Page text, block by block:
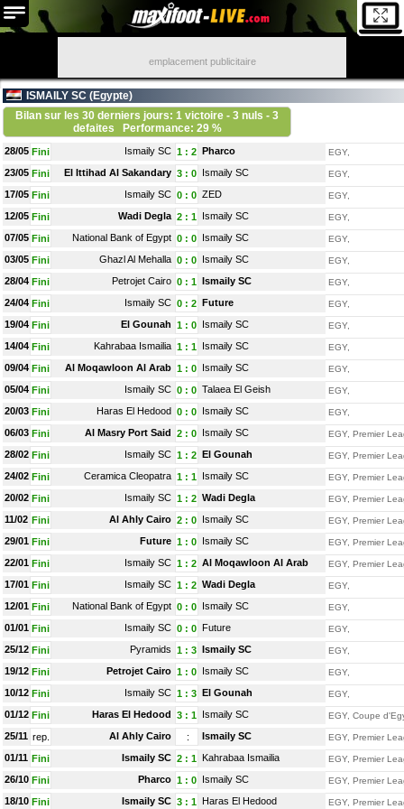
emplacement publicitaire
ISMAILY SC (Egypte)
Bilan sur les 30 derniers jours: 1 victoire - 3 nuls - 3
defaites
Performance: 29 %
28/05 Fini Ismaily SC 1 : 2 Pharco EGY,
23/05 Fini El Ittihad Al Sakandary 3 : 0 Ismaily SC EGY,
17/05 Fini Ismaily SC 0 : 0 ZED EGY,
12/05 Fini Wadi Degla 2 : 1 Ismaily SC EGY,
07/05 Fini National Bank of Egypt 0 : 0 Ismaily SC EGY,
03/05 Fini Ghazl Al Mehalla 0 : 0 Ismaily SC EGY,
28/04 Fini Petrojet Cairo 0 : 1 Ismaily SC EGY,
24/04 Fini Ismaily SC 0 : 2 Future EGY,
19/04 Fini El Gounah 1 : 0 Ismaily SC EGY,
14/04 Fini Kahrabaa Ismailia 1 : 1 Ismaily SC EGY,
09/04 Fini Al Moqawloon Al Arab 1 : 0 Ismaily SC EGY,
05/04 Fini Ismaily SC 0 : 0 Talaea El Geish EGY,
20/03 Fini Haras El Hedood 0 : 0 Ismaily SC EGY,
06/03 Fini Al Masry Port Said 2 : 0 Ismaily SC EGY, Premier
28/02 Fini Ismaily SC 1 : 2 El Gounah EGY, Premier
24/02 Fini Ceramica Cleopatra 1 : 1 Ismaily SC EGY, Premier
20/02 Fini Ismaily SC 1 : 2 Wadi Degla EGY, Premier
11/02 Fini Al Ahly Cairo 2 : 0 Ismaily SC EGY, Premier
29/01 Fini Future 1 : 0 Ismaily SC EGY, Premier
22/01 Fini Ismaily SC 1 : 2 Al Moqawloon Al Arab EGY, Premier
17/01 Fini Ismaily SC 1 : 2 Wadi Degla EGY,
12/01 Fini National Bank of Egypt 0 : 0 Ismaily SC EGY,
01/01 Fini Ismaily SC 0 : 0 Future EGY,
25/12 Fini Pyramids 1 : 3 Ismaily SC EGY,
19/12 Fini Petrojet Cairo 1 : 0 Ismaily SC EGY,
10/12 Fini Ismaily SC 1 : 3 El Gounah EGY,
01/12 Fini Haras El Hedood 3 : 1 Ismaily SC EGY, Coupe
25/11 rep. Al Ahly Cairo : Ismaily SC EGY, Premier
01/11 Fini Ismaily SC 2 : 1 Kahrabaa Ismailia EGY, Premier
26/10 Fini Pharco 1 : 0 Ismaily SC EGY, Premier
18/10 Fini Ismaily SC 3 : 1 Haras El Hedood EGY, Premier